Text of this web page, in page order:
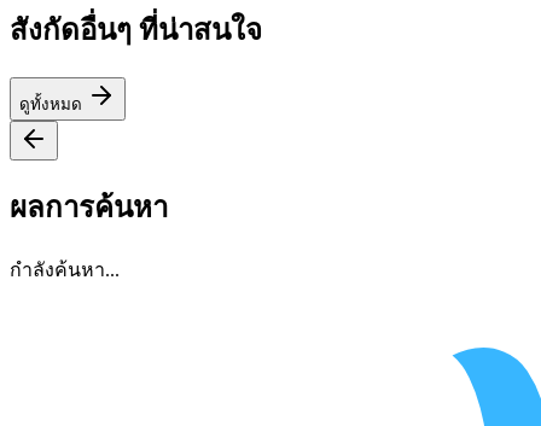
สังกัดอื่นๆ ที่น่าสนใจ
ดูทั้งหมด
ผลการค้นหา
กำลังค้นหา...